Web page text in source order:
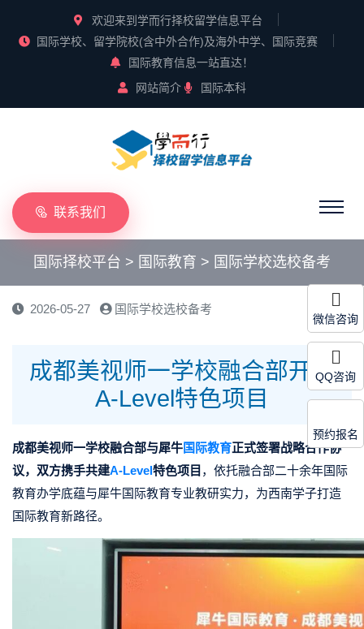
欢迎来到学而行择校留学信息平台
国际学校、留学院校(含中外合作)及海外中学、国际竞赛
国际教育信息一站直达！
网站简介
国际本科
联系我们
国际择校平台 > 国际教育 > 国际学校选校备考
2026-05-27 国际学校选校备考
成都美视师一学校融合部开设
A-Level特色项目
成都美视师一学校融合部与犀牛国际教育正式签署战略合作协
议，双方携手共建A-Level特色项目 ，依托融合部二十余年国际
教育办学底蕴与犀牛国际教育专业教研实力，为西南学子打造
国际教育新路径。
微信咨询
QQ咨询
预约报名